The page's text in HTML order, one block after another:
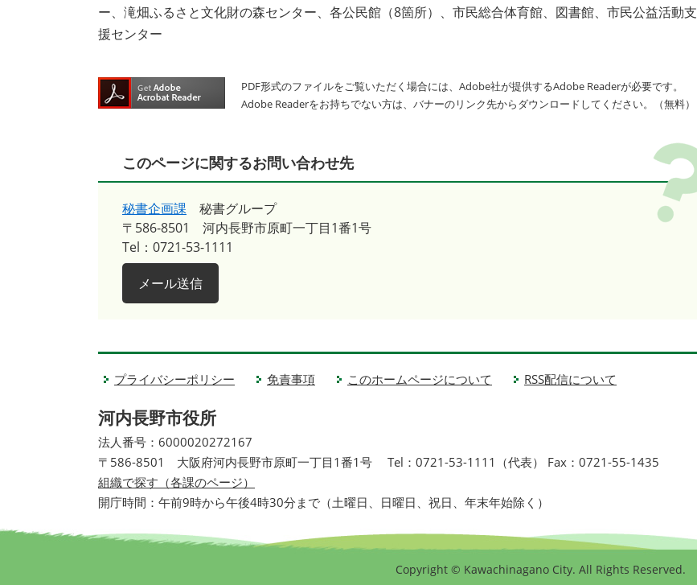
ー、滝畑ふるさと文化財の森センター、各公民館（8箇所）、市民総合体育館、図書館、市民公益活動支
援センター
PDF形式のファイルをご覧いただく場合には、Adobe社が提供するAdobe Readerが必要です。
Adobe Readerをお持ちでない方は、バナーのリンク先からダウンロードしてください。（無料）
このページに関するお問い合わせ先
秘書企画課
秘書グループ
〒586-8501
河内長野市原町一丁目1番1号
Tel：0721-53-1111
メール送信
プライバシーポリシー 免責事項 このホームページについて RSS配信について
河内長野市役所
法人番号：6000020272167
〒586-8501 大阪府河内長野市原町一丁目1番1号
Tel：0721-53-1111（代表） Fax：0721-55-1435
組織で探す（各課のページ）
開庁時間：午前9時から午後4時30分まで（土曜日、日曜日、祝日、年末年始除く）
Copyright © Kawachinagano City. All Rights Reserved.